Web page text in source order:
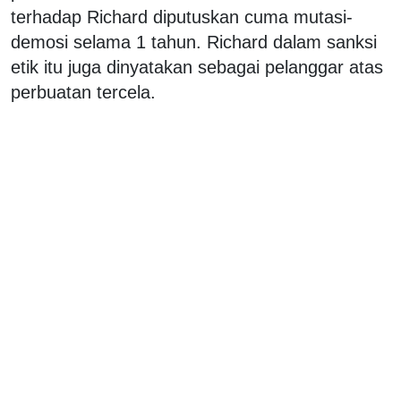
terhadap Richard diputuskan cuma mutasi-
demosi selama 1 tahun. Richard dalam sanksi
etik itu juga dinyatakan sebagai pelanggar atas
perbuatan tercela.